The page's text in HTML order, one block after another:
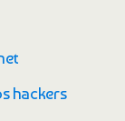
hackers